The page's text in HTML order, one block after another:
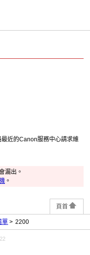
最近的Canon服務中心請求維
漏出。
。
頁首
單 2200